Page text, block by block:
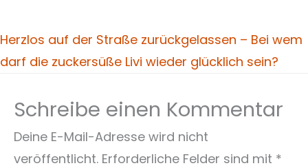
Herzlos auf der Straße zurückgelassen – Bei wem
darf die zuckersüße Livi wieder glücklich sein?
Schreibe einen Kommentar
Deine E-Mail-Adresse wird nicht
veröffentlicht. Erforderliche Felder sind mit *